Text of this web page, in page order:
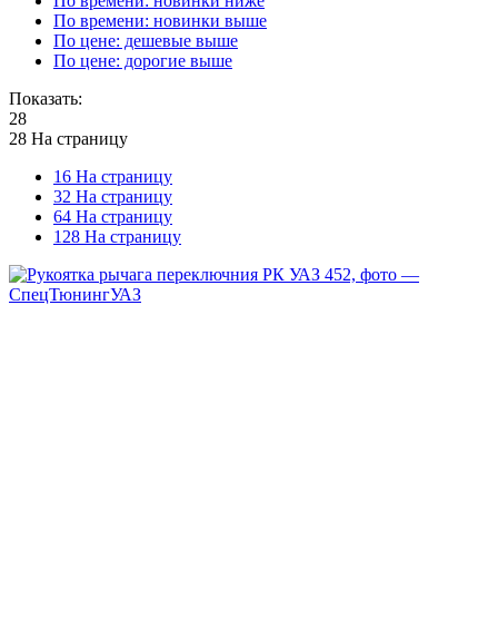
По времени: новинки выше
По цене: дешевые выше
По цене: дорогие выше
Показать:
28
28 На страницу
16 На страницу
32 На страницу
64 На страницу
128 На страницу